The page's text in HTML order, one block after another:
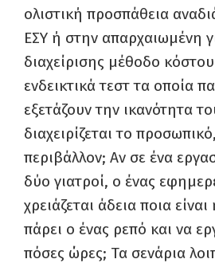
ολιστική προσπάθεια
ΕΣΥ ή στην απαρχαιωμένη
διαχείρισης μέθοδο
ενδεικτικά τεστ τα οποία
εξετάζουν την ικανότητα
διαχειρίζεται το
περιβάλλον; Αν σε ένα
δύο γιατροί, ο ένας
χρειάζεται άδεια ποια
πάρει ο ένας ρεπό και να
πόσες ώρες; Τα σενάρια